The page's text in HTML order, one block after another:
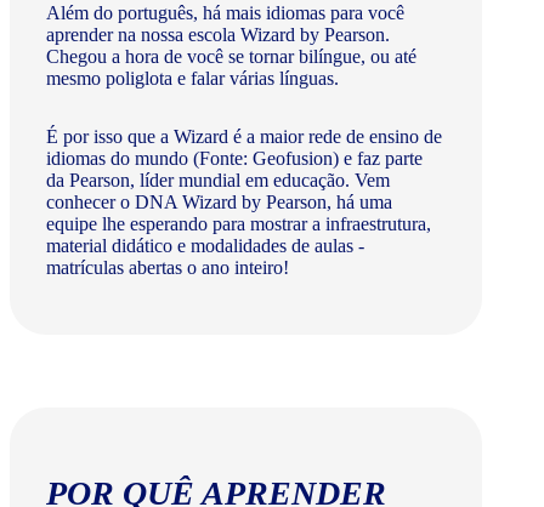
Além do português, há mais idiomas para você
aprender na nossa escola Wizard by Pearson.
Chegou a hora de você se tornar bilíngue, ou até
mesmo poliglota e falar várias línguas.
É por isso que a Wizard é a maior rede de ensino de
idiomas do mundo (Fonte: Geofusion) e faz parte
da Pearson, líder mundial em educação. Vem
conhecer o DNA Wizard by Pearson, há uma
equipe lhe esperando para mostrar a infraestrutura,
material didático e modalidades de aulas -
matrículas abertas o ano inteiro!
POR QUÊ APRENDER